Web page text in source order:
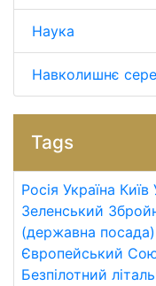
Наука
Навколишнє
Tags
Росія Україна Київ
Зеленський
(державна посада)
Європейський
Безпілотний